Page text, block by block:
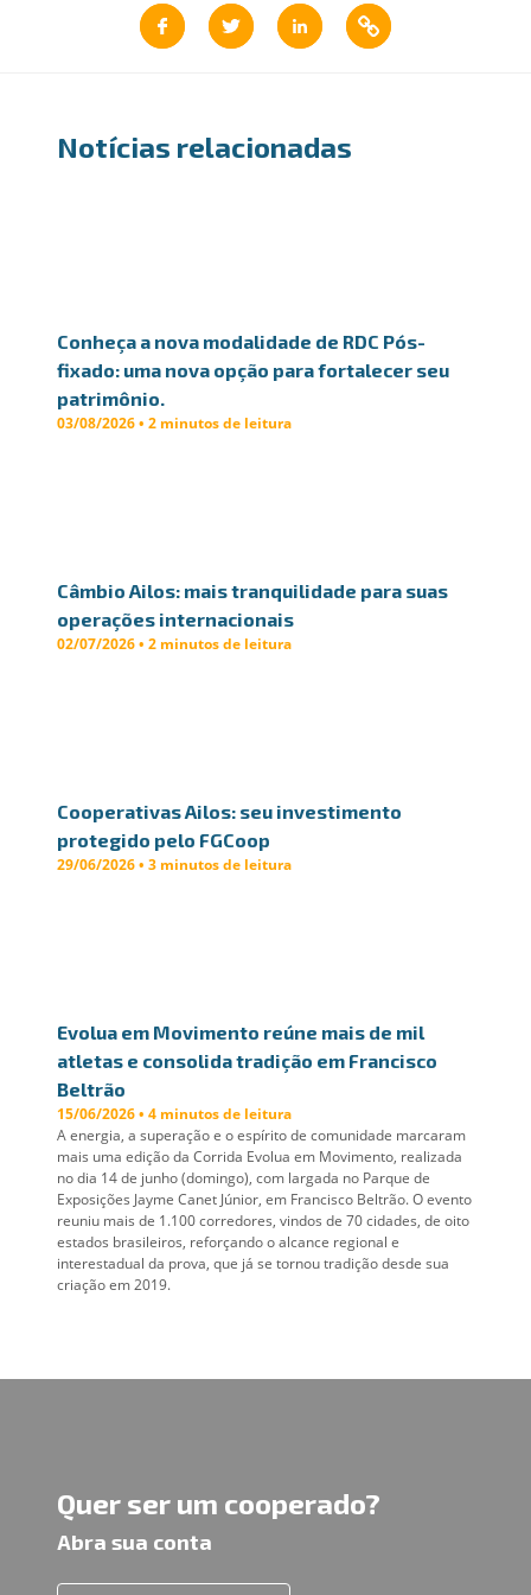
Notícias relacionadas
Conheça a nova modalidade de RDC Pós-
fixado: uma nova opção para fortalecer seu
patrimônio.
03/08/2026 • 2 minutos de leitura
Câmbio Ailos: mais tranquilidade para suas
operações internacionais
02/07/2026 • 2 minutos de leitura
Cooperativas Ailos: seu investimento
protegido pelo FGCoop
29/06/2026 • 3 minutos de leitura
Evolua em Movimento reúne mais de mil
atletas e consolida tradição em Francisco
Beltrão
15/06/2026 • 4 minutos de leitura
A energia, a superação e o espírito de comunidade marcaram
mais uma edição da Corrida Evolua em Movimento, realizada
no dia 14 de junho (domingo), com largada no Parque de
Exposições Jayme Canet Júnior, em Francisco Beltrão. O evento
reuniu mais de 1.100 corredores, vindos de 70 cidades, de oito
estados brasileiros, reforçando o alcance regional e
interestadual da prova, que já se tornou tradição desde sua
criação em 2019.
Quer ser um cooperado?
Abra sua conta